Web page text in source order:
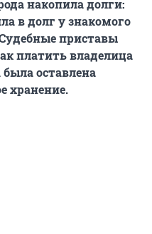
накопила долги:
в долг у знакомого
приставы
платить владелица
была оставлена
хранение.